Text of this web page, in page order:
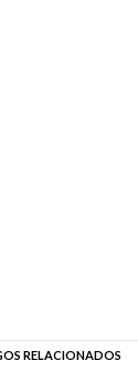
RELACIONADOS